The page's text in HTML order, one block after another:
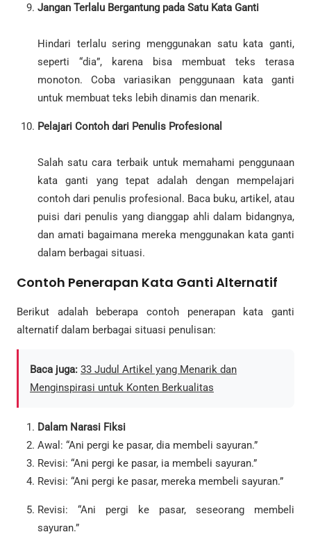
Jangan Terlalu Bergantung pada Satu Kata Ganti
Hindari terlalu sering menggunakan satu kata ganti,
seperti “dia”, karena bisa membuat teks terasa
monoton. Coba variasikan penggunaan kata ganti
untuk membuat teks lebih dinamis dan menarik.
Pelajari Contoh dari Penulis Profesional
Salah satu cara terbaik untuk memahami penggunaan
kata ganti yang tepat adalah dengan mempelajari
contoh dari penulis profesional. Baca buku, artikel, atau
puisi dari penulis yang dianggap ahli dalam bidangnya,
dan amati bagaimana mereka menggunakan kata ganti
dalam berbagai situasi.
Contoh Penerapan Kata Ganti Alternatif
Berikut adalah beberapa contoh penerapan kata ganti
alternatif dalam berbagai situasi penulisan:
Baca juga: 33 Judul Artikel yang Menarik dan
Menginspirasi untuk Konten Berkualitas
Dalam Narasi Fiksi
Awal: “Ani pergi ke pasar, dia membeli sayuran.”
Revisi: “Ani pergi ke pasar, ia membeli sayuran.”
Revisi: “Ani pergi ke pasar, mereka membeli sayuran.”
Revisi: “Ani pergi ke pasar, seseorang membeli
sayuran.”